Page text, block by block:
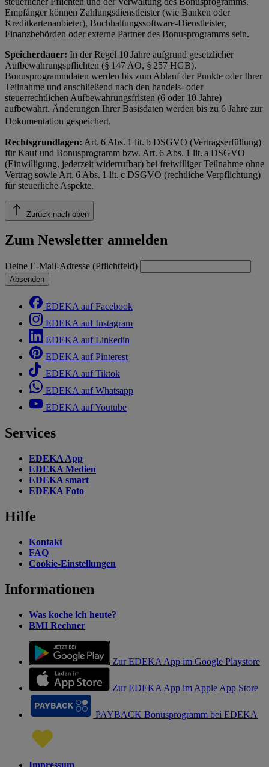
Empfänger können Zahlungsdienstleister (wie Banken oder
Kreditkartenanbieter), Buchhaltungssoftware-Dienstleister,
Finanzbehörden oder externe Partner des Bonusprogramms sein.
Speicherdauer: In der Regel 10 Jahre aufgrund gesetzlicher
Aufbewahrungspflichten (§ 147 AO, § 257 HGB).
Bonusprogrammdaten werden bis zum Ablauf der Punkte oder Ihrer
Teilnahme und anschließend nach den handels- oder
steuerrechtlichen Aufbewahrungsfristen (6 oder 10 Jahre)
aufbewahrt. Änderungen Ihrer Basisdaten werden bis zu 6 Jahre zur
Dokumentation gespeichert.
Rechtsgrundlagen: Art. 6 Abs. 1 lit. b DSGVO (Vertragserfüllung)
für Kauf und Bonusprogramm bzw. Art. 6 Abs. 1 lit. a DSGVO
(Einwilligung, jederzeit widerrufbar) bei freiwilliger Teilnahme ohne
Vertrag sowie Art. 6 Abs. 1 lit. c DSGVO (rechtliche Verpflichtung)
für steuerliche Aspekte.
Zurück nach oben
Zum Newsletter anmelden
Deine E-Mail-Adresse (Pflichtfeld)
Absenden
EDEKA auf Facebook
EDEKA auf Instagram
EDEKA auf Linkedin
EDEKA auf Pinterest
EDEKA auf Tiktok
EDEKA auf Whatsapp
EDEKA auf Youtube
Services
EDEKA App
EDEKA Medien
EDEKA smart
EDEKA Foto
Hilfe
Kontakt
FAQ
Cookie-Einstellungen
Informationen
Was koche ich heute?
BMI Rechner
Zur EDEKA App im Google Playstore
Zur EDEKA App im Apple App Store
PAYBACK Bonusprogramm bei EDEKA
Impressum